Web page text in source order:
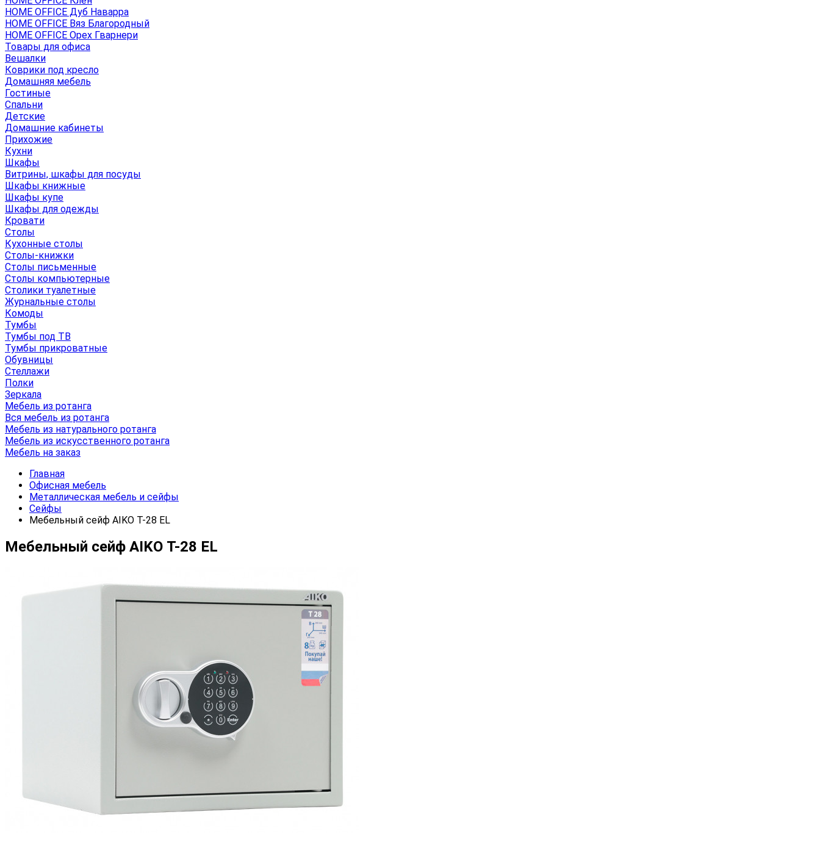
HOME OFFICE Дуб Наварра
HOME OFFICE Вяз Благородный
HOME OFFICE Орех Гварнери
Товары для офиса
Вешалки
Коврики под кресло
Домашняя мебель
Гостиные
Спальни
Детские
Домашние кабинеты
Прихожие
Кухни
Шкафы
Витрины, шкафы для посуды
Шкафы книжные
Шкафы купе
Шкафы для одежды
Кровати
Столы
Кухонные столы
Столы-книжки
Столы письменные
Столы компьютерные
Столики туалетные
Журнальные столы
Комоды
Тумбы
Тумбы под ТВ
Тумбы прикроватные
Обувницы
Стеллажи
Полки
Зеркала
Мебель из ротанга
Вся мебель из ротанга
Мебель из натурального ротанга
Мебель из искусственного ротанга
Мебель на заказ
Главная
Офисная мебель
Металлическая мебель и сейфы
Сейфы
Мебельный сейф AIKO Т-28 EL
Мебельный сейф AIKO Т-28 EL